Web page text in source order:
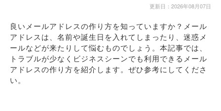
更新日：2026年08月07日
良いメールアドレスの作り方を知っていますか？メール
アドレスは、名前や誕生日を入れてしまったり、迷惑メ
ールなどが来たりして悩むものでしょう。本記事では、
トラブルが少なくビジネスシーンでも利用できるメール
アドレスの作り方を紹介します。ぜひ参考にしてくださ
い。